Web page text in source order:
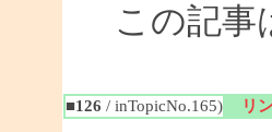
この記事
■126 / inTopicNo.165) リ